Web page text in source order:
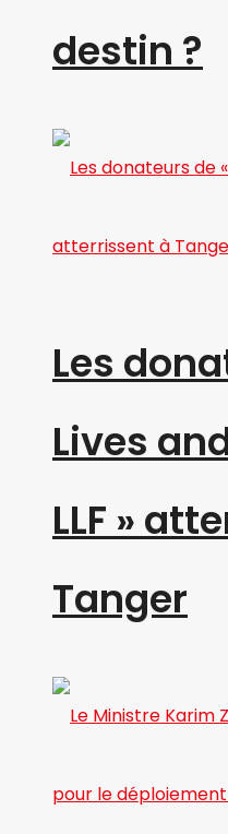
destin ?
Les
Lives
LLF »
Tanger